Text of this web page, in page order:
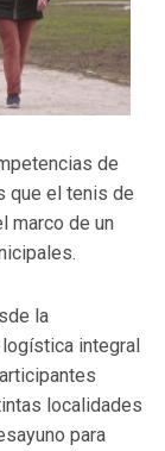
de
que el tenis de
marco de un
la
integral
localidades
para